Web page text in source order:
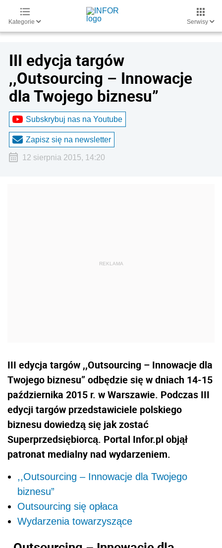
Kategorie Serwisy
III edycja targów
,,Outsourcing – Innowacje
dla Twojego biznesu”
Subskrybuj nas na Youtube
Zapisz się na newsletter
12 sierpnia 2015, 14:20
III edycja targów ,,Outsourcing – Innowacje dla
Twojego biznesu” odbędzie się w dniach 14-15
października 2015 r. w Warszawie. Podczas III
edycji targów przedstawiciele polskiego
biznesu dowiedzą się jak zostać
Superprzedsiębiorcą. Portal Infor.pl objął
patronat medialny nad wydarzeniem.
,,Outsourcing – Innowacje dla Twojego
biznesu”
Outsourcing się opłaca
Wydarzenia towarzyszące